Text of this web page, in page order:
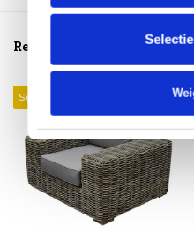
Reeds bekeken
Sale 28%